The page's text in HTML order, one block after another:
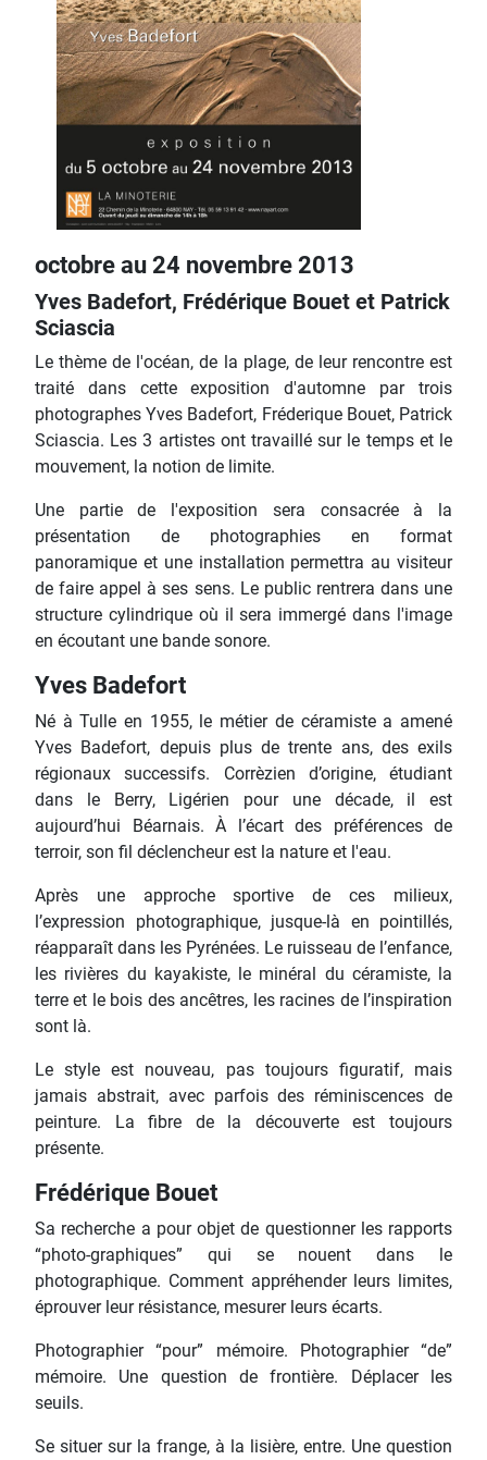
octobre au 24 novembre 2013
Yves Badefort, Frédérique Bouet et Patrick
Sciascia
Le thème de l'océan, de la plage, de leur rencontre est
traité dans cette exposition d'automne par trois
photographes Yves Badefort, Fréderique Bouet, Patrick
Sciascia. Les 3 artistes ont travaillé sur le temps et le
mouvement, la notion de limite.
Une partie de l'exposition sera consacrée à la
présentation de photographies en format
panoramique et une installation permettra au visiteur
de faire appel à ses sens. Le public rentrera dans une
structure cylindrique où il sera immergé dans l'image
en écoutant une bande sonore.
Yves Badefort
Né à Tulle en 1955, le métier de céramiste a amené
Yves Badefort, depuis plus de trente ans, des exils
régionaux successifs. Corrèzien d’origine, étudiant
dans le Berry, Ligérien pour une décade, il est
aujourd’hui Béarnais. À l’écart des préférences de
terroir, son fil déclencheur est la nature et l'eau.
Après une approche sportive de ces milieux,
l’expression photographique, jusque-là en pointillés,
réapparaît dans les Pyrénées. Le ruisseau de l’enfance,
les rivières du kayakiste, le minéral du céramiste, la
terre et le bois des ancêtres, les racines de l’inspiration
sont là.
Le style est nouveau, pas toujours figuratif, mais
jamais abstrait, avec parfois des réminiscences de
peinture. La fibre de la découverte est toujours
présente.
Frédérique Bouet
Sa recherche a pour objet de questionner les rapports
“photo-graphiques” qui se nouent dans le
photographique. Comment appréhender leurs limites,
éprouver leur résistance, mesurer leurs écarts.
Photographier “pour” mémoire. Photographier “de”
mémoire. Une question de frontière. Déplacer les
seuils.
Se situer sur la frange, à la lisière, entre. Une question